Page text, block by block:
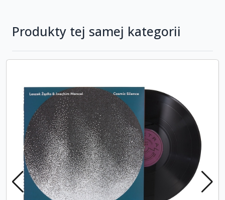
Produkty tej samej kategorii